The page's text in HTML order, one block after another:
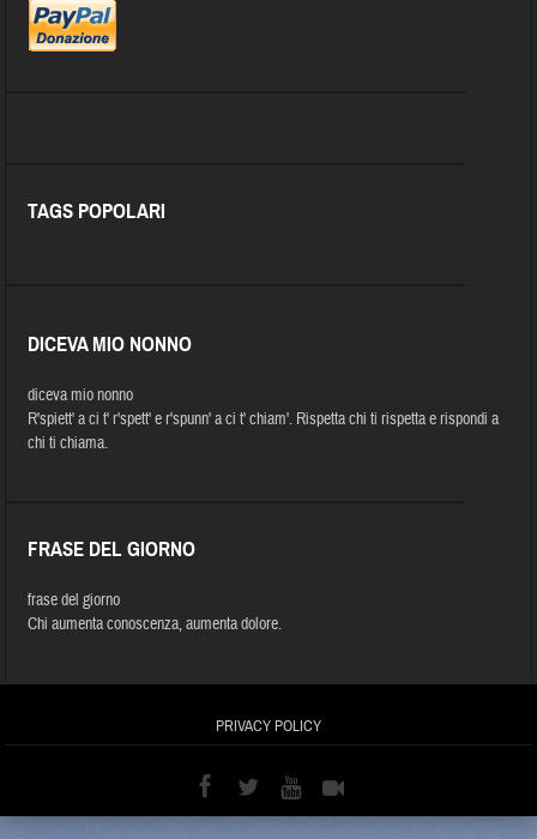
TAGS POPOLARI
DICEVA MIO NONNO
diceva mio nonno
R'spiett' a ci t' r'spett' e r'spunn' a ci t' chiam'. Rispetta chi ti rispetta e rispondi a
chi ti chiama.
FRASE DEL GIORNO
frase del giorno
Chi aumenta conoscenza, aumenta dolore.
PRIVACY POLICY